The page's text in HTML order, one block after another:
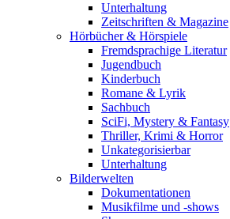
Unterhaltung
Zeitschriften & Magazine
Hörbücher & Hörspiele
Fremdsprachige Literatur
Jugendbuch
Kinderbuch
Romane & Lyrik
Sachbuch
SciFi, Mystery & Fantasy
Thriller, Krimi & Horror
Unkategorisierbar
Unterhaltung
Bilderwelten
Dokumentationen
Musikfilme und -shows